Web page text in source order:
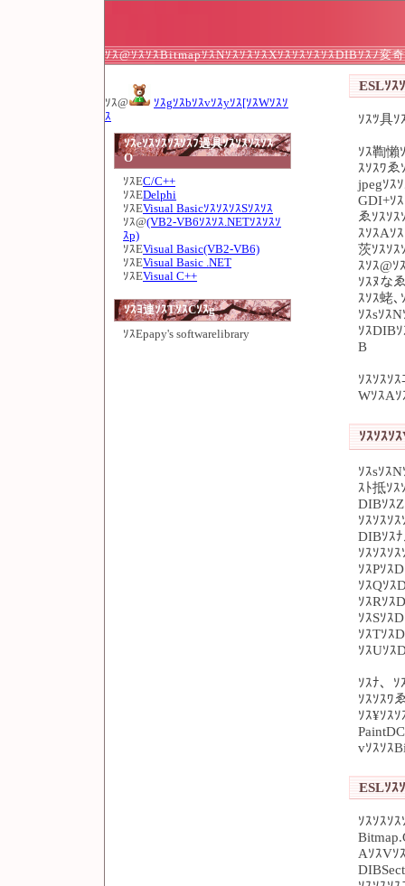
ｿｽ@ｿｽｿｽBitmapｿｽNｿｽｿｽｿｽXｿｽｿｽｿｽｿｽDIBｿｽﾉ変
ｿｽ@
ｿｽgｿｽbｿｽvｿｽyｿｽ[ｿｽWｿｽｿ
ｽ
ｿｽeｿｽｿｽｿｽｿｽﾌ過具ｿｽｿｽｿｽｿｽ
O
ｿｽEC/C++
ｿｽEDelphi
ｿｽEVisual BasicｿｽｿｽｿｽSｿｽｿｽ
ｿｽ@(VB2-VB6ｿｽｿｽ.NETｿｽｿｽｿ
ｽp)
ｿｽEVisual Basic(VB2-VB6)
ｿｽEVisual Basic .NET
ｿｽEVisual C++
ｿｽﾖ連ｿｽTｿｽCｿｽg
ｿｽEpapy's softwarelibrary
ESLｿｽ
ｿｽﾂ具ｿ
ｿｽ鞫懶
ｽｿｽﾜゑ
jpegｿｽ
GDI+ｿ
ゑｿｽｿｽ
ｽｿｽAｿ
茨ｿｽｿｽ
ｽｿｽ@ｿ
ｿｽﾇな
ｽｿｽ蛯､
ｿｽsｿｽ
ｿｽDIB
B
ｿｽｿｽｿ
WｿｽAｿ
ｿｽｿｽｿ
ｿｽsｿｽ
ｽﾄ抵ｿｽ
DIBｿｽ
ｿｽｿｽｿ
DIBｿｽ
ｿｽｿｽｿ
ｿｽPｿｽ
ｿｽQｿｽ
ｿｽRｿｽ
ｿｽSｿｽ
ｿｽTｿｽ
ｿｽUｿｽ
ｿｽﾅ、ｿ
ｿｽｿｽﾜ
ｿｽ¥ｿｽ
vｿｽｿｽ
ESLｿｽ
ｿｽｿｽｿ
AｿｽVｿ